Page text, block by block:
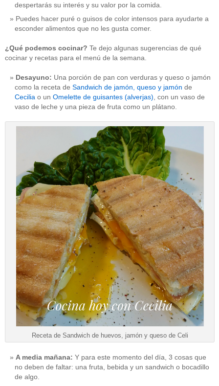
despertarás su interés y su valor por la comida.
Puedes hacer puré o guisos de color intensos para ayudarte a
esconder alimentos que no les gusta comer.
¿Qué podemos cocinar? Te dejo algunas sugerencias de qué
cocinar y recetas para el menú de la semana.
Desayuno: Una porción de pan con verduras y queso o jamón
como la receta de Sandwich de jamón, queso y jamón de
Cecilia o un Omelette de guisantes (alverjas), con un vaso de
vaso de leche y una pieza de fruta como un plátano.
Receta de Sandwich de huevos, jamón y queso de Celi
A media mañana: Y para este momento del día, 3 cosas que
no deben de faltar: una fruta, bebida y un sandwich o bocadillo
de algo.